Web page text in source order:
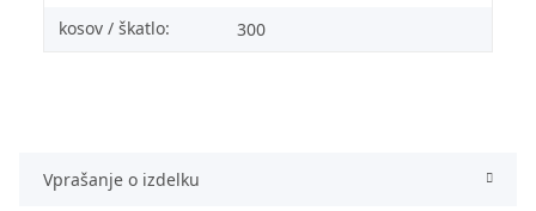
kosov / škatlo: 300
Vprašanje o izdelku